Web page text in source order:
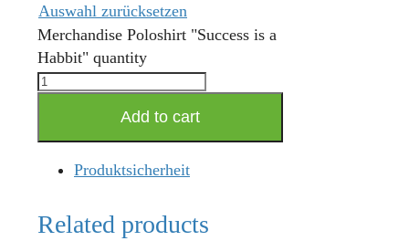
Auswahl zurücksetzen
Merchandise Poloshirt "Success is a
Habbit" quantity
Add to cart
Produktsicherheit
Related products